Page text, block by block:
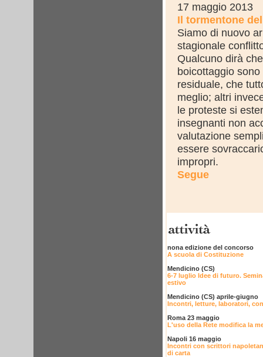
17 maggio 2013
Il tormentone
Siamo di nuovo
stagionale
Qualcuno dirà
boicottaggio
residuale, che
meglio; altri
le proteste si
insegnanti non
valutazione
essere
impropri.
Segue
nona edizione del concorso
A scuola di Costituzione
Mendicino (CS)
6-7 luglio Idee di futuro.
estivo
Mendicino (CS) aprile-giugno
Incontri, letture, laboratori,
Roma 23 maggio
L'uso della Rete modifica la
Napoli 16 maggio
Incontri con scrittori
di carta